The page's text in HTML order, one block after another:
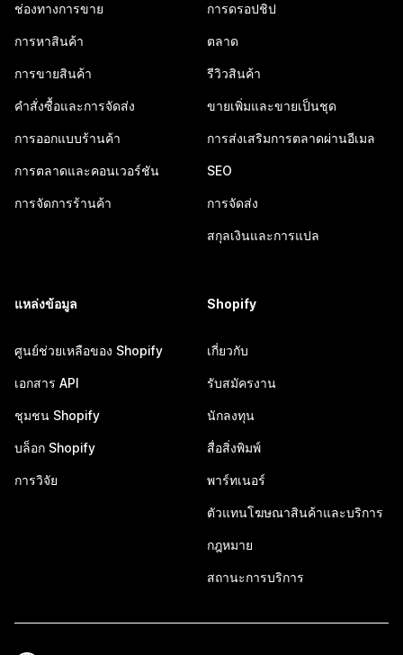
ช่องทางการขาย
การหาสินค้า
การขายสินค้า
คำสั่งซื้อและการจัดส่ง
การออกแบบร้านค้า
การตลาดและคอนเวอร์ชัน
การจัดการร้านค้า
การดรอปชิป
ตลาด
รีวิวสินค้า
ขายเพิ่มและขายเป็นชุด
การส่งเสริมการตลาดผ่านอีเมล
SEO
การจัดส่ง
สกุลเงินและการแปล
แหล่งข้อมูล
ศูนย์ช่วยเหลือของ Shopify
เอกสาร API
ชุมชน Shopify
บล็อก Shopify
การวิจัย
Shopify
เกี่ยวกับ
รับสมัครงาน
นักลงทุน
สื่อสิ่งพิมพ์
พาร์ทเนอร์
ตัวแทนโฆษณาสินค้าและบริการ
กฎหมาย
สถานะการบริการ